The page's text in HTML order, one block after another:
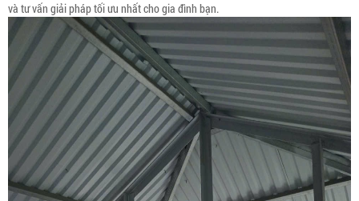
và tư vấn giải pháp tối ưu nhất cho gia đình bạn.